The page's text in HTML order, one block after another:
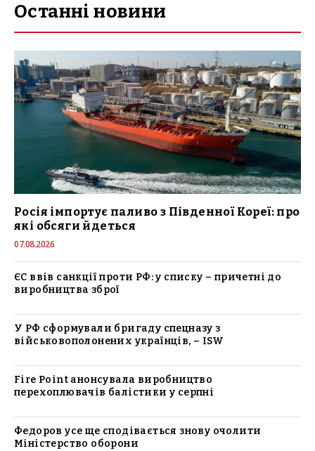
Останні новини
Росія імпортує паливо з Південної Кореї: про
які обсяги йдеться
07.08.2026
ЄС ввів санкції проти РФ: у списку – причетні до
виробництва зброї
У РФ сформували бригаду спецназу з
військовополонених українців, – ISW
Fire Point анонсувала виробництво
перехоплювачів балістики у серпні
Федоров усе ще сподівається знову очолити
Міністерство оборони